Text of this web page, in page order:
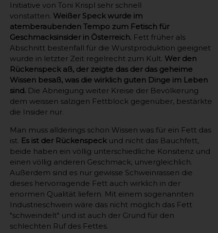
Initiative von Toni Krispl sehr schnell
vonstatten. Weißer Speck wurde im
atemberaubenden Tempo zum Fetisch für
Geschmacksinsider in Österreich. Fett früher als
Abschnitt bestenfall für die Wurstproduktion geeignet
wurde in letzter Zeit regelrecht zum Kult. Wer den
Rückenspeck aß, der zeigte das der das geheime
Wissen besaß, was die wirklich guten Dinge im Leben
sind. Die Abneigung weiter Kreise der Bevölkerung
dem weissen salzigen Fettblock gegenüber, bestärkte
die Insider nur.
Man muss allderings schon Wissen was für ein Fett das
ist. Es ist der Rückenspeckund nicht das Bauchfett,
beide haben ein völlig unterschiedliche Konsitenz und
einen völlig anderen Geschmack, unvergleichlich.
Außerdem sind es nur gewisse Schweinrassen die
dieses hervorragende Fett auch wirklich in der
enormen Qualität liefern. Mit einem sogenannten
Industrieschwein wäre das nicht möglich das Fett
"schweindelt" und ist auch der Grund für den
schlechten Ruf des Fettes.